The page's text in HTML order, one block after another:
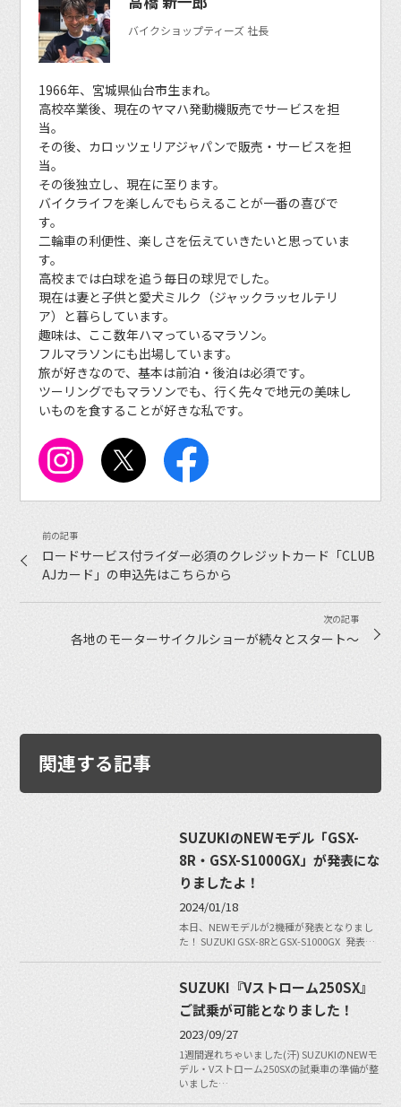
バイクショップティーズ 社長
1966年、宮城県仙台市生まれ。
高校卒業後、現在のヤマハ発動機販売でサービスを担
当。
その後、カロッツェリアジャパンで販売・サービスを担
当。
その後独立し、現在に至ります。
バイクライフを楽しんでもらえることが一番の喜びで
す。
二輪車の利便性、楽しさを伝えていきたいと思っていま
す。
高校までは白球を追う毎日の球児でした。
現在は妻と子供と愛犬ミルク（ジャックラッセルテリ
ア）と暮らしています。
趣味は、ここ数年ハマっているマラソン。
フルマラソンにも出場しています。
旅が好きなので、基本は前泊・後泊は必須です。
ツーリングでもマラソンでも、行く先々で地元の美味し
いものを食することが好きな私です。
ロードサービス付ライダー必須のクレジットカード「CLUB
AJカード」の申込先はこちらから
各地のモーターサイクルショーが続々とスタート〜
関連する記事
SUZUKIのNEWモデル「GSX-
8R・GSX-S1000GX」が発表にな
りましたよ！
2024/01/18
本日、NEWモデルが2機種が発表となりまし
た！ SUZUKI GSX-8RとGSX-S1000GX 発表…
SUZUKI『Vストローム250SX』
ご試乗が可能となりました！
2023/09/27
1週間遅れちゃいました(汗) SUZUKIのNEWモ
デル・Vストローム250SXの試乗車の準備が整
いました…